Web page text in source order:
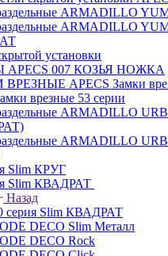
ARMADILLO
ARMADILLO
установки
007 КОЗЬЯ НОЖКА
APECS Замки
врезные 53 серии
ARMADILLO
ARMADILLO
Slim КРУГ
Slim КВАДРАТ
Назад
серия Slim КВАДРАТ
DECO Slim Металл
DECO Rock